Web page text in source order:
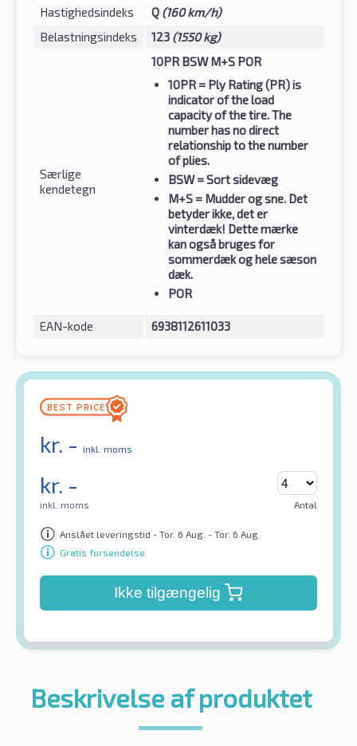
Hastighedsindeks
Q (160 km/h)
Belastningsindeks
123 (1550 kg)
Særlige
kendetegn
10PR BSW M+S POR
10PR = Ply Rating (PR) is
indicator of the load
capacity of the tire. The
number has no direct
relationship to the number
of plies.
BSW= Sort sidevæg
M+S = Mudder og sne. Det
betyder ikke, det er
vinterdæk! Dette mærke
kan også bruges for
sommerdæk og hele sæson
dæk.
POR
EAN-kode 6938112611033
kr. - inkl. moms
kr. -
inkl. moms Antal
Anslået leveringstid - Tor. 6 Aug. - Tor. 6 Aug.
Gratis forsendelse
Ikke tilgængelig
Beskrivelse af produktet